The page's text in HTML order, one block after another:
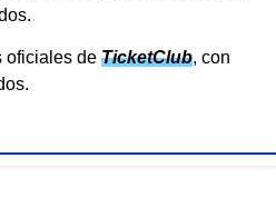
oficiales de TicketClub, con